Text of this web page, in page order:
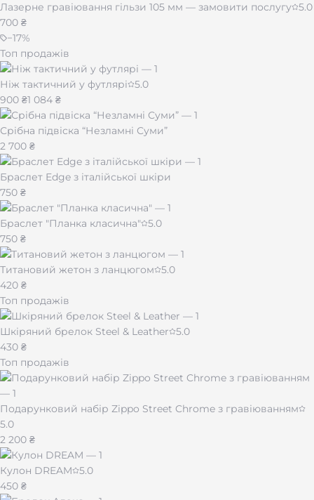
Спіраль — безпечний і економний спосіб підпалу.
Зарядка через USB (кабель у комплекті).
Металевий корпус — міцний та довговічний.
Преміальний вигляд при доступній ціні.
Можливість зробити унікальне гравіювання.
Це поєднання технології, стилю та особистого сенсу.
Лазерне гравіювання гільзи 105 мм — замовити послугу 5.0
700 ₴
−17%
Топ продажів
Ніж тактичний у футлярі
5.0
900 ₴1 084 ₴
Срібна підвіска “Незламні Суми”
2 700 ₴
Браслет Edge з італійської шкіри
750 ₴
Браслет "Планка класична"
5.0
750 ₴
Титановий жетон з ланцюгом
5.0
420 ₴
Топ продажів
Шкіряний брелок Steel & Leather
5.0
430 ₴
Топ продажів
Подарунковий набір Zippo Street Chrome з гравіюванням
5.0
2 200 ₴
Кулон DREAM
5.0
450 ₴